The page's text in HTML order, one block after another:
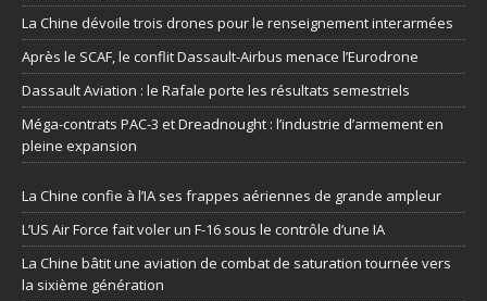
La Chine dévoile trois drones pour le renseignement interarmées
Après le SCAF, le conflit Dassault-Airbus menace l’Eurodrone
Dassault Aviation : le Rafale porte les résultats semestriels
Méga-contrats PAC-3 et Dreadnought : l’industrie d’armement en
pleine expansion
La Chine confie à l’IA ses frappes aériennes de grande ampleur
L’US Air Force fait voler un F-16 sous le contrôle d’une IA
La Chine bâtit une aviation de combat de saturation tournée vers
la sixième génération